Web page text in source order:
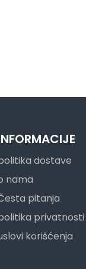
dostave
nama
pitanja
privatnosti
korišćenja